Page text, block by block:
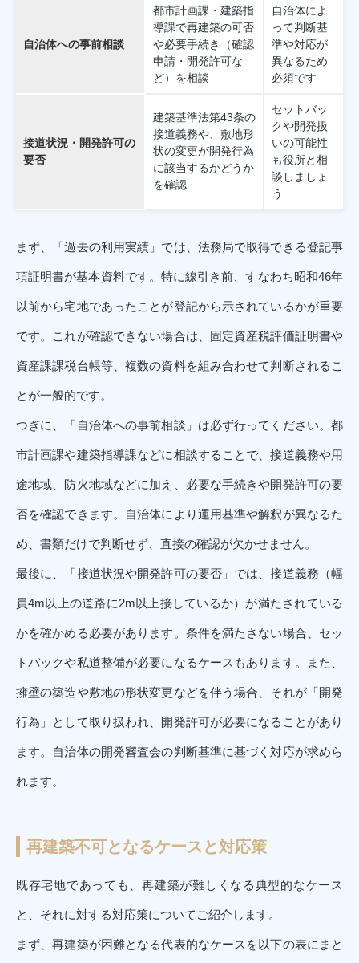
自治体への事前相談
都市計画課・建築指
導課で再建築の可否
や必要手続き（確認
申請・開発許可な
ど）を相談
自治体によ
って判断基
準や対応が
異なるため
必須です
接道状況・開発許可の
要否
建築基準法第43条の
接道義務や、敷地形
状の変更が開発行為
に該当するかどうか
を確認
セットバッ
クや開発扱
いの可能性
も役所と相
談しましょ
う
まず、「過去の利用実績」では、法務局で取得できる登記事
項証明書が基本資料です。特に線引き前、すなわち昭和46年
以前から宅地であったことが登記から示されているかが重要
です。これが確認できない場合は、固定資産税評価証明書や
資産課課税台帳等、複数の資料を組み合わせて判断されるこ
とが一般的です。
つぎに、「自治体への事前相談」は必ず行ってください。都
市計画課や建築指導課などに相談することで、接道義務や用
途地域、防火地域などに加え、必要な手続きや開発許可の要
否を確認できます。自治体により運用基準や解釈が異なるた
め、書類だけで判断せず、直接の確認が欠かせません。
最後に、「接道状況や開発許可の要否」では、接道義務（幅
員4m以上の道路に2m以上接しているか）が満たされている
かを確かめる必要があります。条件を満たさない場合、セッ
トバックや私道整備が必要になるケースもあります。また、
擁壁の築造や敷地の形状変更などを伴う場合、それが「開発
行為」として取り扱われ、開発許可が必要になることがあり
ます。自治体の開発審査会の判断基準に基づく対応が求めら
れます。
再建築不可となるケースと対応策
既存宅地であっても、再建築が難しくなる典型的なケース
と、それに対する対応策についてご紹介します。
まず、再建築が困難となる代表的なケースを以下の表にまと